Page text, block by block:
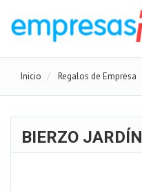
Inicio Regalos de Empresa
BIERZO JARDÍN